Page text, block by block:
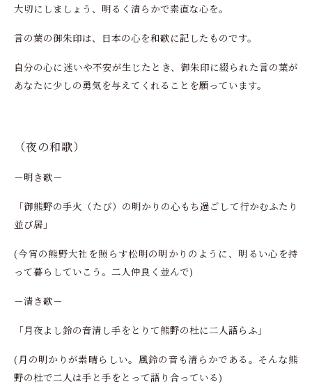
大切にしましょう、明るく清らかで素直な心を。
言の葉の御朱印は、日本の心を和歌に記したものです。
自分の心に迷いや不安が生じたとき、御朱印に綴られた言の葉が
あなたに少しの勇気を与えてくれることを願っています。
（夜の和歌）
－明き歌－
「御熊野の手火（たび）の明かりの心もち過ごして行かむふたり
並び居」
(今宵の熊野大社を照らす松明の明かりのように、明るい心を持
って暮らしていこう。二人仲良く並んで)
－清き歌－
「月夜よし鈴の音清し手をとりて熊野の杜に二人語らふ」
(月の明かりが素晴らしい。風鈴の音も清らかである。そんな熊
野の杜で二人は手と手をとって語り合っている)